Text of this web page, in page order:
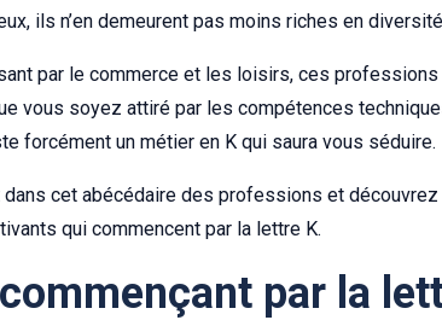
ils n’en demeurent pas moins riches en
par le commerce et les loisirs, ces professions
vous soyez attiré par les compétences
forcément un métier en K qui saura vous séduire.
dans cet abécédaire des professions et
qui commencent par la lettre K.
par la